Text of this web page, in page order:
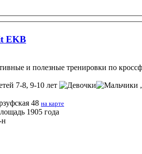
EKB
и полезные тренировки по
7-8, 9-10 лет
48 на карте
1905 года
н